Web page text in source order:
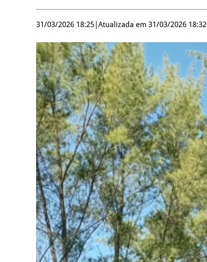
31/03/2026 18:25 Atualizada em 31/03/2026 18:32